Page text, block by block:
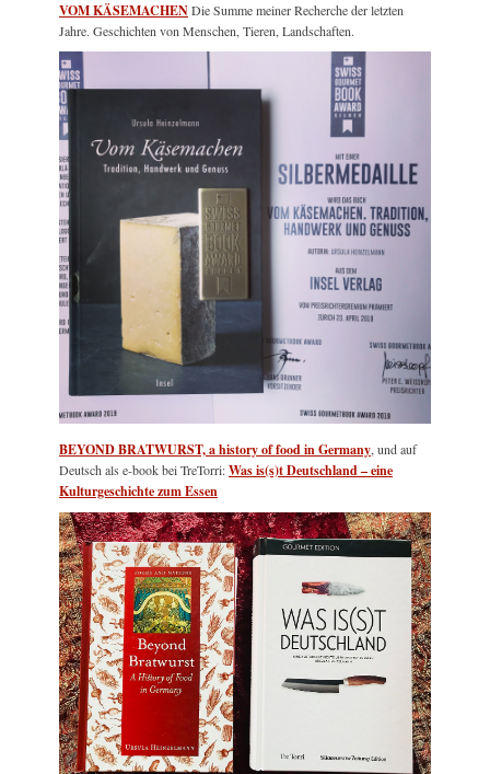
VOM KÄSEMACHENDie Summe meiner Recherche der letzten
Jahre. Geschichten von Menschen, Tieren, Landschaften.
BEYOND BRATWURST, a history of food in Germany, und auf
Deutsch als e-book bei TreTorri:Was is(s)t Deutschland – eine
Kulturgeschichte zum Essen